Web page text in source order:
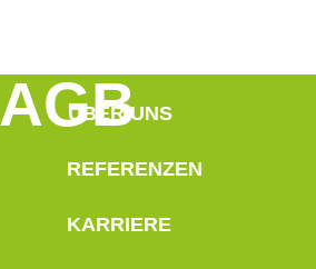
ÜBER UNS
REFERENZEN
KARRIERE
AGB